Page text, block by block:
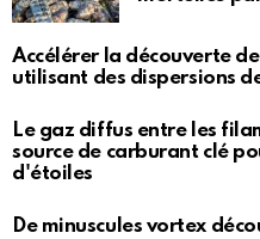
Accélérer la découverte
utilisant des dispersions
Le gaz diffus entre les
source de carburant clé
d'étoiles
De minuscules vortex